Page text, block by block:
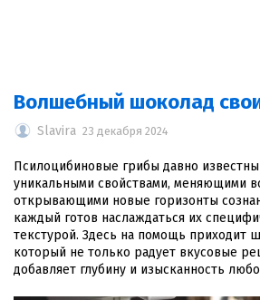
Волшебный шоколад
Slavira 23 декабря 2024
Псилоцибиновые грибы давно
уникальными свойствами, меняющими
открывающими новые горизонты
каждый готов наслаждаться их
текстурой. Здесь на помощь приходит
который не только радует вкусовые
добавляет глубину и изысканность